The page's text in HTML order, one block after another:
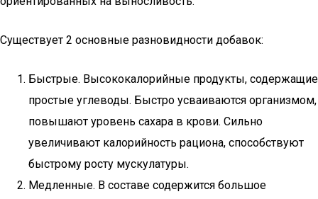
Существует 2 основные разновидности добавок:
Быстрые. Высококалорийные продукты, содержащие
простые углеводы. Быстро усваиваются организмом,
повышают уровень сахара в крови. Сильно
увеличивают калорийность рациона, способствуют
быстрому росту мускулатуры.
Медленные. В составе содержится большое